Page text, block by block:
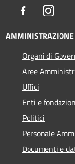
Facebook
AMMINISTRAZIONE
Organi di
Aree
Uffici
Enti e
Politici
Personale
Documenti e